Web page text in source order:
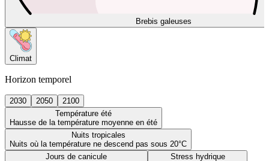
Brebis galeuses
Climat
Horizon temporel
2030 2050
2100
Température été
Hausse de la température moyenne en été
Nuits tropicales
Nuits où la température ne descend pas sous 20°C
Jours de canicule
Stress hydrique